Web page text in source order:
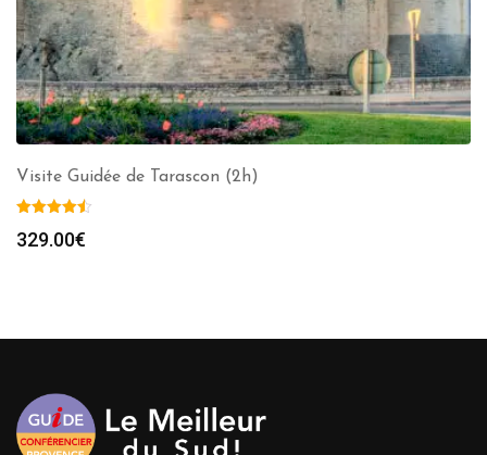
Visite Guidée de Tarascon (2h)
329.00€